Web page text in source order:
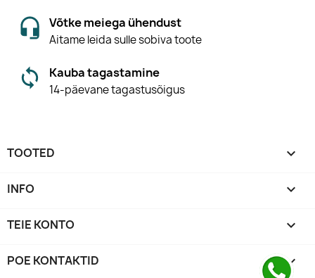
Võtke meiega ühendust
Aitame leida sulle sobiva toote
Kauba tagastamine
14-päevane tagastusõigus
TOOTED 
INFO 
TEIE KONTO 
POE KONTAKTID keyboard_arrow_down